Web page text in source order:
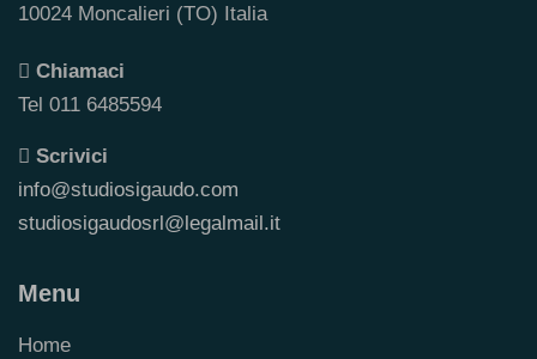
10024 Moncalieri (TO) Italia
Chiamaci
Tel 011 6485594
Scrivici
info@studiosigaudo.com
studiosigaudosrl@legalmail.it
Menu
Home